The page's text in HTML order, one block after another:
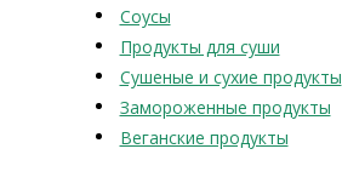
Соусы
Продукты для суши
Сушеные и сухие продукты
Замороженные продукты
Веганские продукты